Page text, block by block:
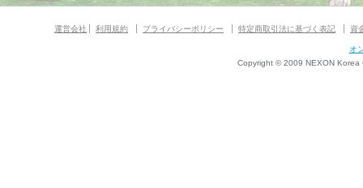
運営会社 利用規約 プライバシーポリシー 特定商取引法に基づく表記 資
オ
Copyright © 2009 NEXON Korea